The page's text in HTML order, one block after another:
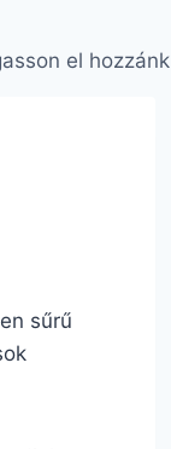
el hozzánk
sűrű